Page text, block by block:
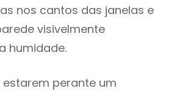
nos cantos das janelas e
visivelmente
humidade.
perante um